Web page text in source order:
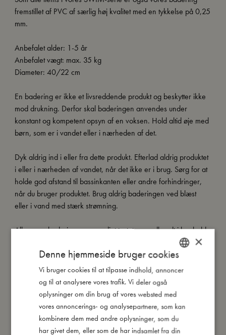
fremstillet af PVC af særlig høj kvalitet med en tykkelse på 0,25
mm.
Anbefalet alder: 1-5 år
Anbefalet vægt: max. 35 kg
Diameter: 40/22 cm
En badering er ikke et livsreddende produkt og beskytter ikke
mod drukning. Derfor skal baderingen anvendes under
konstant og kompetent opsyn af en voksen. Hold altid øje med
børn, som er i vandet eller i nærheden af det.
Dyk aldrig ind i eller fra dette produkt. Efterlad aldrig produktet
i eller i nærheden af vandet, når det ikke er i brug. Sørg for at
holde god afstand til bassinkanten eller andre forhindringer,
når du bruger produktet. Brug aldrig baderingen ved blæst
eller i vand med stærk strømning.
Alle vores baderinge er grundigt testet og godkendt i henhold
til den europæiske standard EN-71 samt CE-mærkede.
Så stor er jeg
Jeg er lavet af
DANISH
GERMAN
×
Denne hjemmeside bruger cookies
Vi bruger cookies til at tilpasse indhold, annoncer
og til at analysere vores trafik. Vi deler også
oplysninger om din brug af vores websted med
vores annoncerings- og analysepartnere, som kan
kombinere dem med andre oplysninger, som du
har givet dem, eller som de har indsamlet fra din